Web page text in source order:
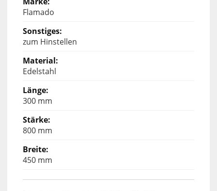
Flamado
zum Hinstellen
Edelstahl
300 mm
800 mm
450 mm